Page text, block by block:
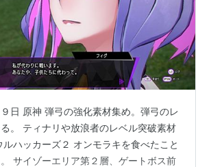
日 原神 弾弓の強化素材集め。弾弓のレ
。 ティナリや放浪者のレベル突破素材
ハッカーズ２ オンモラキを食べたこと
サイゾーエリア第２層、ゲートボス前